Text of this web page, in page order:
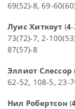
69(52)-8, 69-
Луис Хиткоут (4
73(72)-7, 2-
87(57)-8
Эллиот Слессор
62-52, 108-5, 23-
Нил Робертсон (